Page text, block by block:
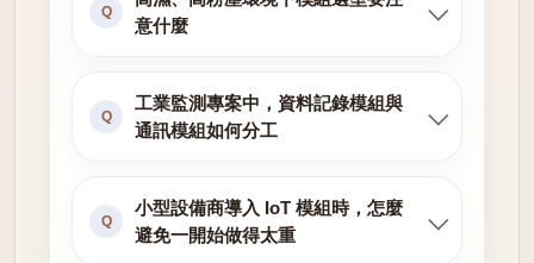
Q
意什麼
Q
工業監測專案中，資料記錄模組與
通訊模組如何分工
Q
小型設備商導入 IoT 模組時，怎麼
避免一開始做得太重